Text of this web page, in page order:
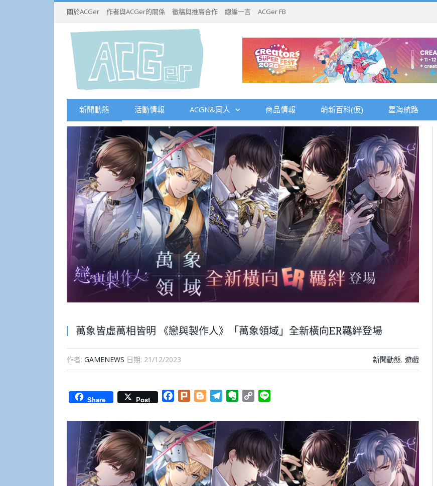
關於ACGer 作者與ACGer的關係 徵稿與推廣合作 總編一言 ACGer FB
新聞動態 活動情報 ACGN&同人 商品情報 萌新百科(仮) 星海航路
萬象皆虛萬相皆明 《戀與製作人》「萬象領域」全新橫向ER羈絆登場
作者: GAMENEWS 日期: 21/12/2023 新聞動態, 遊戲
Share Post Facebook
Plurk BloggerTelegramEvernote
Copy